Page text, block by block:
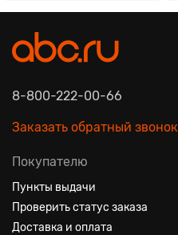
8-800-222-00-66
Заказать обратный звонок
Покупателю
Пункты выдачи
Проверить статус заказа
Доставка и оплата